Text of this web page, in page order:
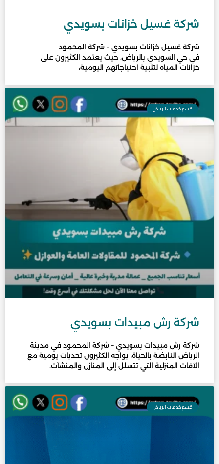
شركة غسيل خزانات بسويدي
شركة غسيل خزانات بسويدي – شركة المحمود
في حي السويدي بالرياض، حيث يعتمد الكثيرون على
خزانات المياه لتلبية احتياجاتهم اليومية،
قسم خدمات الرياض
شركة رش مبيدات بسويدي
شركة رش مبيدات بسويدي – شركة المحمود في مدينة
الرياض النابضة بالحياة، يواجه الكثيرون تحديات يومية مع
الآفات المنزلية التي تتسلل إلى المنازل والمنشآت.
قسم خدمات الرياض